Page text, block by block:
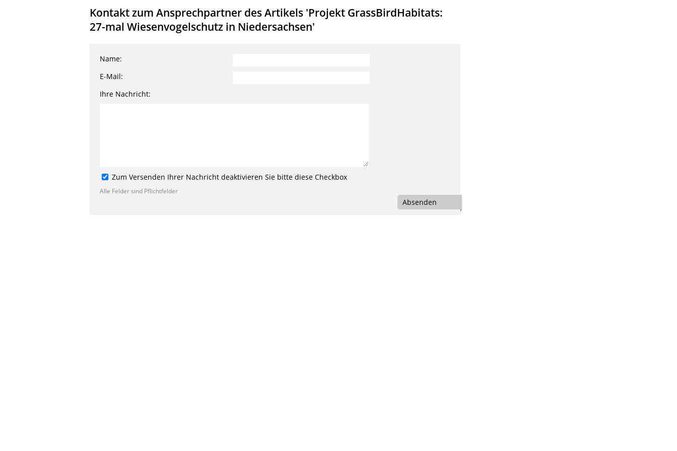
Kontakt zum Ansprechpartner des Artikels 'Projekt GrassBirdHabitats:
27-mal Wiesenvogelschutz in Niedersachsen'
Name:
E-Mail:
Ihre Nachricht:
Zum Versenden Ihrer Nachricht deaktivieren Sie bitte diese Checkbox
Alle Felder sind Pflichtfelder
Absenden